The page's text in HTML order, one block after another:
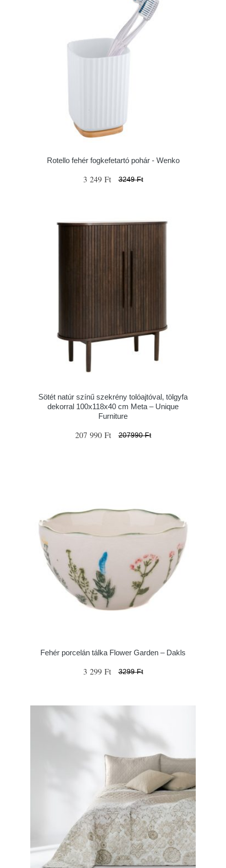
Rotello fehér fogkefetartó pohár - Wenko
3 249 Ft 3249 Ft
Sötét natúr színű szekrény tolóajtóval, tölgyfa
dekorral 100x118x40 cm Meta – Unique
Furniture
207 990 Ft 207990 Ft
Fehér porcelán tálka Flower Garden – Dakls
3 299 Ft 3299 Ft